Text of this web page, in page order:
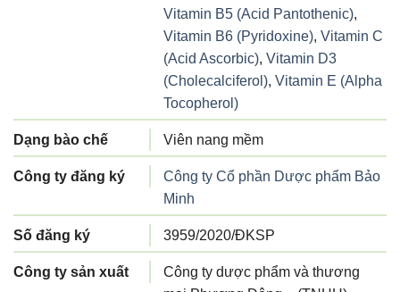
Vitamin B5 (Acid Pantothenic),
Vitamin B6 (Pyridoxine), Vitamin C
(Acid Ascorbic), Vitamin D3
(Cholecalciferol), Vitamin E (Alpha
Tocopherol)
Dạng bào chế Viên nang mềm
Công ty đăng ký
Công ty Cổ phần Dược phẩm Bảo
Minh
Số đăng ký 3959/2020/ĐKSP
Công ty sản xuất
Công ty dược phẩm và thương